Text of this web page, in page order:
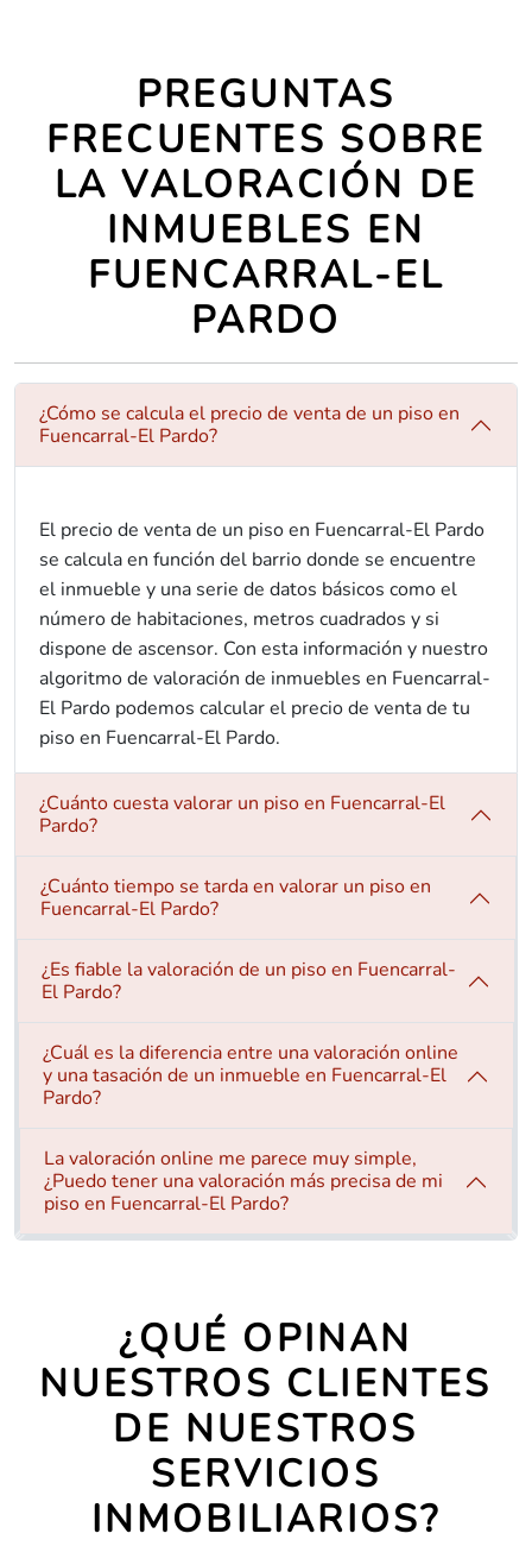
PREGUNTAS
FRECUENTES SOBRE
LA VALORACIÓN DE
INMUEBLES EN
FUENCARRAL-EL
PARDO
¿Cómo se calcula el precio de venta de un piso en
Fuencarral-El Pardo?
El precio de venta de un piso en Fuencarral-El Pardo
se calcula en función del barrio donde se encuentre
el inmueble y una serie de datos básicos como el
número de habitaciones, metros cuadrados y si
dispone de ascensor. Con esta información y nuestro
algoritmo de valoración de inmuebles en Fuencarral-
El Pardo podemos calcular el precio de venta de tu
piso en Fuencarral-El Pardo.
¿Cuánto cuesta valorar un piso en Fuencarral-El
Pardo?
¿Cuánto tiempo se tarda en valorar un piso en
Fuencarral-El Pardo?
¿Es fiable la valoración de un piso en Fuencarral-
El Pardo?
¿Cuál es la diferencia entre una valoración online
y una tasación de un inmueble en Fuencarral-El
Pardo?
La valoración online me parece muy simple,
¿Puedo tener una valoración más precisa de mi
piso en Fuencarral-El Pardo?
¿QUÉ OPINAN
NUESTROS CLIENTES
DE NUESTROS
SERVICIOS
INMOBILIARIOS?